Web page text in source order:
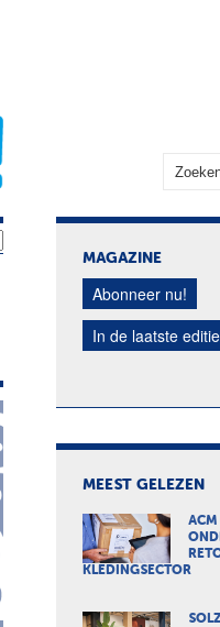
MAGAZINE
Abonneer nu!
In de laatste editie
MEEST GELEZEN
ACM
KLEDINGSECTOR